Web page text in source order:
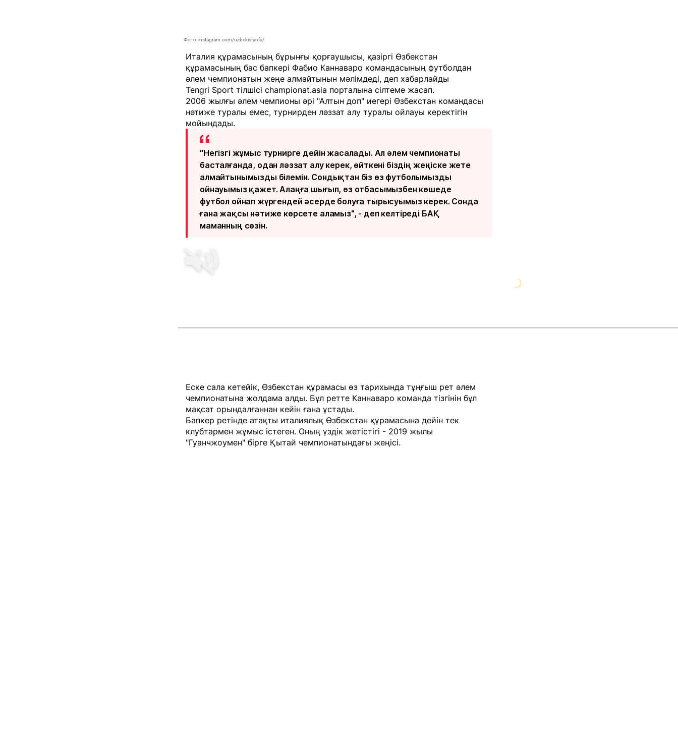
Фото: instagram.com/uzbekistanfa/
Италия құрамасының бұрынғы қорғаушысы, қазіргі Өзбекстан
құрамасының бас бапкері Фабио Каннаваро командасының футболдан
әлем чемпионатын жеңе алмайтынын мәлімдеді, деп хабарлайды
Tengri Sport тілшісі championat.asia порталына сілтеме жасап.
2006 жылғы әлем чемпионы әрі "Алтын доп" иегері Өзбекстан командасы
нәтиже туралы емес, турнирден ләззат алу туралы ойлауы керектігін
мойындады.
"Негізгі жұмыс турнирге дейін жасалады. Ал әлем чемпионаты
басталғанда, одан ләззат алу керек, өйткені біздің жеңіске жете
алмайтынымызды білемін. Сондықтан біз өз футболымызды
ойнауымыз қажет. Алаңға шығып, өз отбасымызбен көшеде
футбол ойнап жүргендей әсерде болуға тырысуымыз керек. Сонда
ғана жақсы нәтиже көрсете аламыз", - деп келтіреді БАҚ
маманның сөзін.
Еске сала кетейік, Өзбекстан құрамасы өз тарихында тұңғыш рет әлем
чемпионатына жолдама алды. Бұл ретте Каннаваро команда тізгінін бұл
мақсат орындалғаннан кейін ғана ұстады.
Бапкер ретінде атақты италиялық Өзбекстан құрамасына дейін тек
клубтармен жұмыс істеген. Оның үздік жетістігі - 2019 жылы
"Гуанчжоумен" бірге Қытай чемпионатындағы жеңісі.